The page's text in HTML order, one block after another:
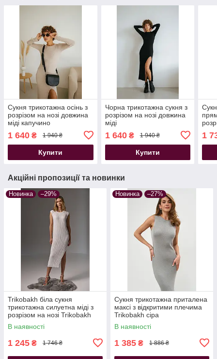
Сукня трикотажна осінь з
розрізом на нозі довжина
міді капучино
1 640 ₴ 1 940 ₴
Купити
Чорна трикотажна сукня з
розрізом на нозі довжина
міді
1 640₴ 1 940 ₴
Купити
1
Акційні пропозиції та новинки
Новинка –29%
Trikobakh біла сукня
трикотажна силуетна міді з
розрізом на нозі Trikobakh
В наявності
1 245 ₴ 1 746 ₴
Новинка –27%
Сукня трикотажна приталена
максі з відкритими плечима
Trikobakh сіра
В наявності
1 385 ₴ 1 886 ₴